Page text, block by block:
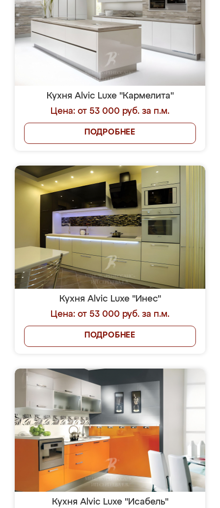
Кухня Alvic Luxe "Кармелита"
Цена: от 53 000 руб. за п.м.
ПОДРОБНЕЕ
Кухня Alvic Luxe "Инес"
Цена: от 53 000 руб. за п.м.
ПОДРОБНЕЕ
Кухня Alvic Luxe "Исабель"